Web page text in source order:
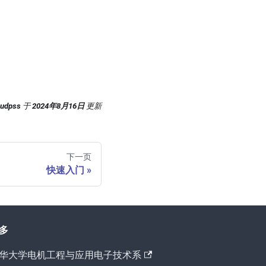
于2024年8月16日 更新
下一页
快速入门
大学电机工程与应用电子技术系